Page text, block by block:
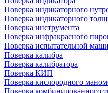
Поверка индикаторного
Поверка индикаторного
Поверка инструмента
Поверка инфракрасного
Поверка испытательной
Поверка калибра
Поверка калибратора
Поверка КИП
Поверка кислородного
Поверка комбинированного